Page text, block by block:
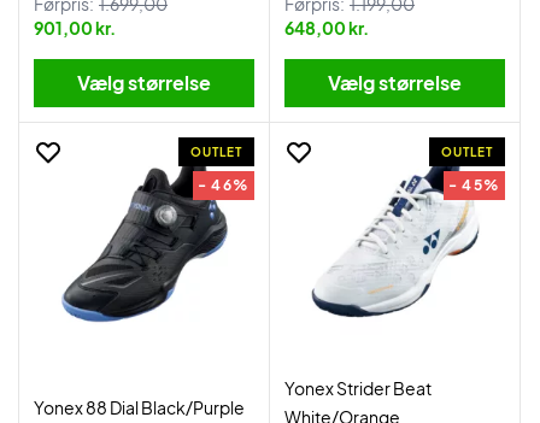
901,00 kr.
Vælg størrelse
648,00 kr.
Vælg størrelse
OUTLET
- 46%
Yonex 88 Dial Black/Purple
OUTLET
- 45%
Yonex Strider Beat
White/Orange